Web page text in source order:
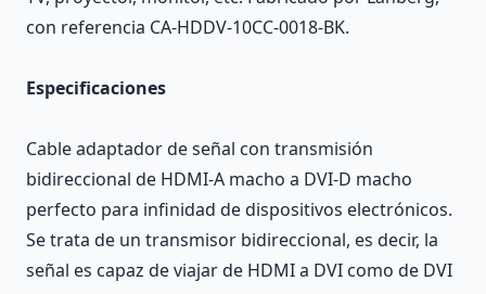
con referencia CA-HDDV-10CC-0018-BK.
Especificaciones
Cable adaptador de señal con transmisión
bidireccional de HDMI-A macho a DVI-D macho
perfecto para infinidad de dispositivos electrónicos.
Se trata de un transmisor bidireccional, es decir, la
señal es capaz de viajar de HDMI a DVI como de DVI